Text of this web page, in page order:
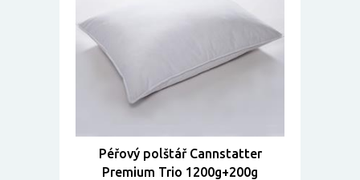
Péřový polštář Cannstatter
Premium Trio 1200g+200g